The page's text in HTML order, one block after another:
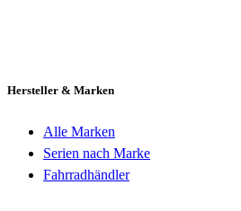
Hersteller & Marken
Alle Marken
Serien nach Marke
Fahrradhändler